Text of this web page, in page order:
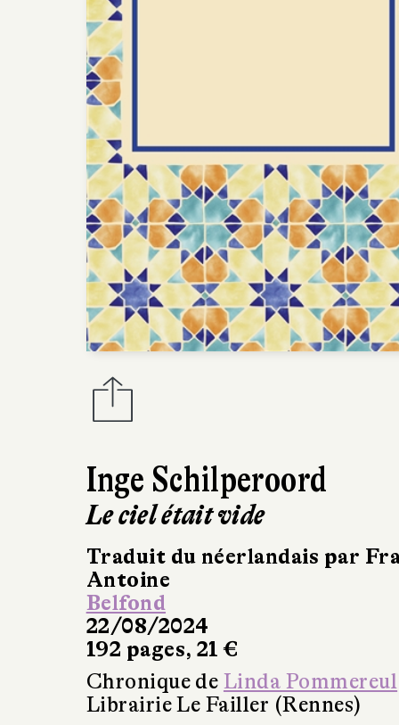
Inge Schilperoord
Le ciel était vide
Traduit du néerlandais par
Antoine
Belfond
22/08/2024
192 pages, 21 €
Chronique de Linda Pommereul
Librairie Le Failler (Rennes)